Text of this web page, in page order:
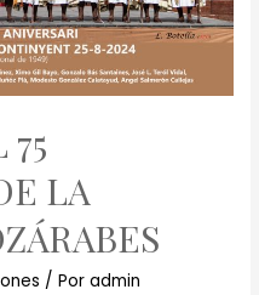
LA
/ Poradmin